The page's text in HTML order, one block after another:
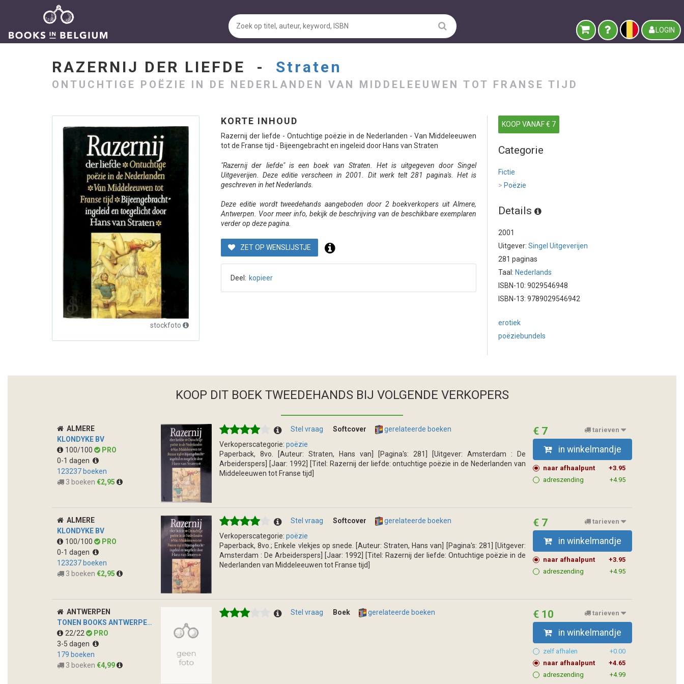
LOGIN
RAZERNIJ DER LIEFDE - Straten
ONTUCHTIGE POËZIE IN DE NEDERLANDEN VAN MIDDELEEUWEN TOT FRANSE TIJD
stockfoto
KORTE INHOUD
Razernij der liefde - Ontuchtige poëzie in de Nederlanden - Van Middeleeuwen
tot de Franse tijd - Bijeengebracht en ingeleid door Hans van Straten
"Razernij der liefde" is een boek van Straten. Het is uitgegeven door Singel
Uitgeverijen. Deze editie verscheen in 2001. Dit werk telt 281 pagina's. Het is
geschreven in het Nederlands.
Deze editie wordt tweedehands aangeboden door 2 boekverkopers uit Almere,
Antwerpen. Voor meer info, bekijk de beschrijving van de beschikbare exemplaren
verder op deze pagina.
ZET OP WENSLIJSTJE
Deel: kopieer
KOOP VANAF € 7
Categorie
Fictie
> Poëzie
Details
2001
Uitgever: Singel Uitgeverijen
281 paginas
Taal: Nederlands
ISBN-10: 9029546948
ISBN-13: 9789029546942
erotiek
poëziebundels
KOOP DIT BOEK TWEEDEHANDS BIJ VOLGENDE VERKOPERS
ALMERE
KLONDYKE BV
100/100
PRO
0-1 dagen
123237 boeken
3 boeken €2,95
Stel vraag Softcover
gerelateerde boeken
Verkoperscategorie: poëzie
Paperback, 8vo. [Auteur: Straten, Hans van] [Pagina's: 281] [Uitgever: Amsterdam : De
Arbeiderspers] [Jaar: 1992] [Titel: Razernij der liefde: ontuchtige poëzie in de Nederlanden van
Middeleeuwen tot Franse tijd]
€ 7 tarieven
in winkelmandje
naar afhaalpunt
+3.95
adreszending
+4.95
ALMERE
KLONDYKE BV
100/100
PRO
0-1 dagen
123237 boeken
3 boeken €2,95
Stel vraag Softcover
gerelateerde boeken
Verkoperscategorie: poëzie
Paperback, 8vo.; Enkele vlekjes op snede. [Auteur: Straten, Hans van] [Pagina's: 281] [Uitgever:
Amsterdam : De Arbeiderspers] [Jaar: 1992] [Titel: Razernij der liefde: Ontuchtige poëzie in de
Nederlanden van Middeleeuwen tot Franse tijd]
€ 7 tarieven
in winkelmandje
naar afhaalpunt
+3.95
adreszending
+4.95
ANTWERPEN
TONEN BOOKS ANTWERPEN - OUTLET
22/22
PRO
3-5 dagen
179 boeken
3 boeken €4,99
Stel vraag Boek gerelateerde boeken € 10 tarieven
in winkelmandje
zelf afhalen
+0.00
naar afhaalpunt
+4.65
adreszending
+4.99